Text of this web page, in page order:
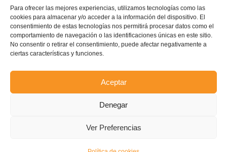
Para ofrecer las mejores experiencias, utilizamos tecnologías como las
cookies para almacenar y/o acceder a la información del dispositivo. El
consentimiento de estas tecnologías nos permitirá procesar datos como el
comportamiento de navegación o las identificaciones únicas en este sitio.
No consentir o retirar el consentimiento, puede afectar negativamente a
ciertas características y funciones.
Aceptar
Denegar
Ver Preferencias
REDES SOCIALES
Facebook Twitter Linkeding Instagram
Deimos Estadística S.L. – ES-B90375460. Copyright © 2025.
Todos los derechos reservados.